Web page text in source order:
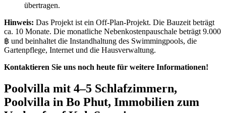
übertragen.
Hinweis: Das Projekt ist ein Off-Plan-Projekt. Die Bauzeit beträgt
ca. 10 Monate. Die monatliche Nebenkostenpauschale beträgt 9.000
฿ und beinhaltet die Instandhaltung des Swimmingpools, die
Gartenpflege, Internet und die Hausverwaltung.
Kontaktieren Sie uns noch heute für weitere Informationen!
Poolvilla mit 4–5 Schlafzimmern,
Poolvilla in Bo Phut, Immobilien zum